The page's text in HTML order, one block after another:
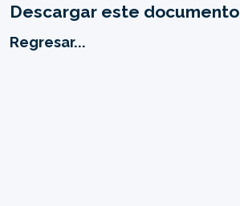
Descargar este documento
Regresar...